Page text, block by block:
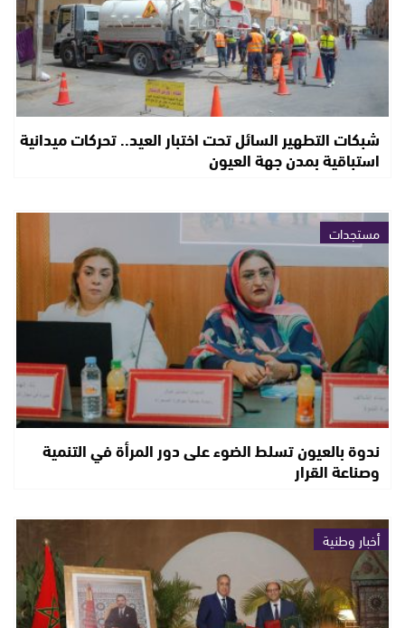
شبكات التطهير السائل تحت اختبار العيد.. تحركات ميدانية
استباقية بمدن جهة العيون
مستجدات
ندوة بالعيون تسلط الضوء على دور المرأة في التنمية
وصناعة القرار
أخبار وطنية